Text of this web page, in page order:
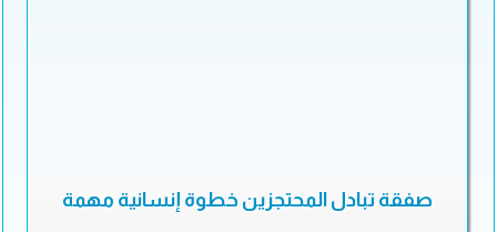
صفقة تبادل المحتجزين خطوة إنسانية مهمة